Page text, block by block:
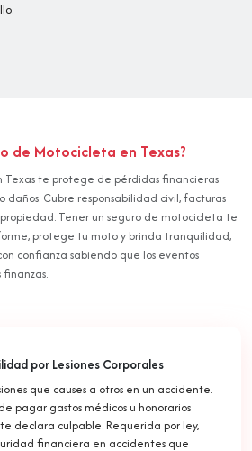
de Motocicleta en Texas?
Texas te protege de pérdidas financieras
daños. Cubre responsabilidad civil, facturas
Tener un seguro de motocicleta te
protege tu moto y brinda tranquilidad,
confianza sabiendo que los eventos
por Lesiones Corporales
que causes a otros en un accidente.
pagar gastos médicos u honorarios
declara culpable. Requerida por ley,
financiera en accidentes que